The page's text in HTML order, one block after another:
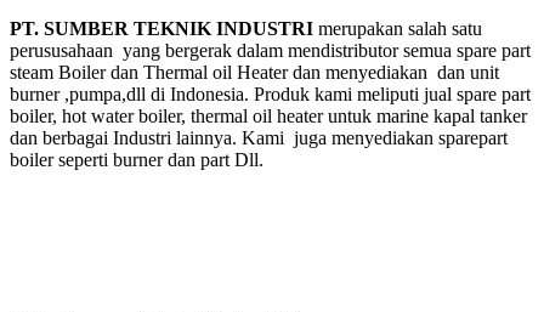
PT. SUMBER TEKNIK INDUSTRI merupakan salah satu
perususahaan yang bergerak dalam mendistributor semua spare part
steam Boiler dan Thermal oil Heater dan menyediakan dan unit
burner ,pumpa,dll di Indonesia. Produk kami meliputi jual spare part
boiler, hot water boiler, thermal oil heater untuk marine kapal tanker
dan berbagai Industri lainnya. Kami juga menyediakan sparepart
boiler seperti burner dan part Dll.